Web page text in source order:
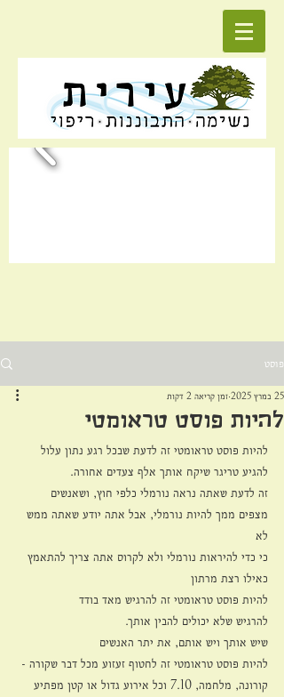
פוסט
להיות פוסט טראומטי
25 במרץ 2025 זמן קריאה 2 דקות
להיות פוסט טראומטי זה לדעת שבכל רגע נתון עלול
להגיע טריגר שיקח אותך אלף צעדים אחורה.
זה לדעת שאתה נראה נורמלי כלפי חוץ, ושאנשים
מצפים ממך להיות נורמלי, אבל אתה יודע שאתה ממש
לא
כי כדי להיראות נורמלי ולא לקרוס אתה צריך להתאמץ
כאילו רצת מרתון
להיות פוסט טראומטי זה להרגיש מאד בודד
להרגיש שלא יכולים להבין אותך.
שיש אותך ויש אותם, את יתר האנשים
להיות פוסט טראומטי זה לחטוף זעזוע מכל דבר שקורה -
קורונה, מלחמה, 7.10 וכל אירוע גדול או קטן מפתיע